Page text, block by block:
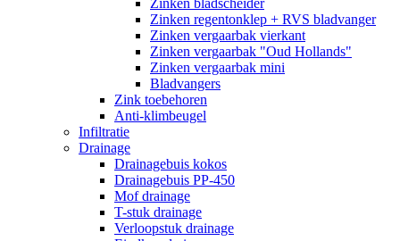
Zinken bladscheider
Zinken regentonklep + RVS bladvanger
Zinken vergaarbak vierkant
Zinken vergaarbak "Oud Hollands"
Zinken vergaarbak mini
Bladvangers
Zink toebehoren
Anti-klimbeugel
Infiltratie
Drainage
Drainagebuis kokos
Drainagebuis PP-450
Mof drainage
T-stuk drainage
Verloopstuk drainage